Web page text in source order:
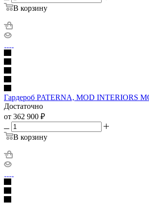
В корзину
Гардероб PATERNA, MOD INTERIORS
Достаточно
от 362 900 ₽
В корзину